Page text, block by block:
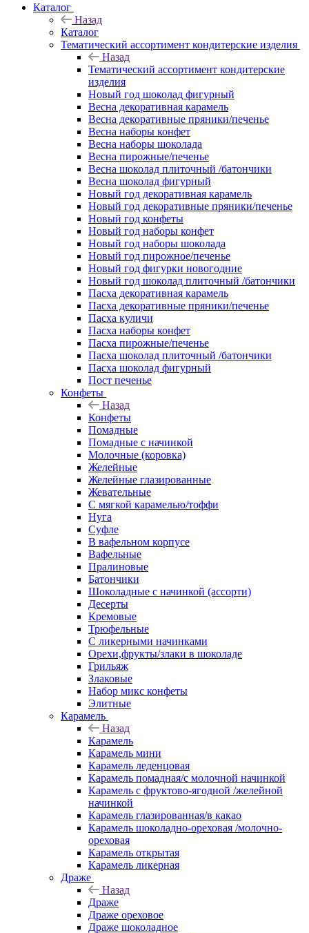
Каталог
Назад
Каталог
Тематический ассортимент кондитерские изделия
Назад
Тематический ассортимент кондитерские
изделия
Новый год шоколад фигурный
Весна декоративная карамель
Весна декоративные пряники/печенье
Весна наборы конфет
Весна наборы шоколада
Весна пирожные/печенье
Весна шоколад плиточный /батончики
Весна шоколад фигурный
Новый год декоративная карамель
Новый год декоративные пряники/печенье
Новый год конфеты
Новый год наборы конфет
Новый год наборы шоколада
Новый год пирожное/печенье
Новый год фигурки новогодние
Новый год шоколад плиточный /батончики
Пасха декоративная карамель
Пасха декоративные пряники/печенье
Пасха куличи
Пасха наборы конфет
Пасха пирожные/печенье
Пасха шоколад плиточный /батончики
Пасха шоколад фигурный
Пост печенье
Конфеты
Назад
Конфеты
Помадные
Помадные с начинкой
Молочные (коровка)
Желейные
Желейные глазированные
Жевательные
С мягкой карамелью/тоффи
Нуга
Суфле
В вафельном корпусе
Вафельные
Пралиновые
Батончики
Шоколадные с начинкой (ассорти)
Десерты
Кремовые
Трюфельные
С ликерными начинками
Орехи,фрукты/злаки в шоколаде
Грильяж
Злаковые
Набор микс конфеты
Элитные
Карамель
Назад
Карамель
Карамель мини
Карамель леденцовая
Карамель помадная/с молочной начинкой
Карамель с фруктово-ягодной /желейной
начинкой
Карамель глазированная/в какао
Карамель шоколадно-ореховая /молочно-
ореховая
Карамель открытая
Карамель ликерная
Драже
Назад
Драже
Драже ореховое
Драже шоколадное